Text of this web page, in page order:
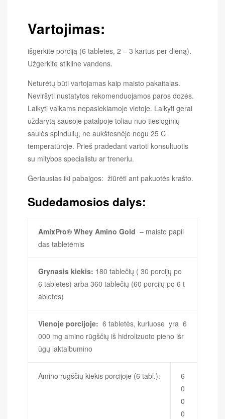
Vartojimas:
išgerkite porciją (6 tabletes, 2 – 3 kartus per dieną).
Užgerkite stikline vandens.
Neturėtų būti vartojamas kaip maisto pakaitalas.
Neviršyti nustatytos rekomenduojamos paros dozės.
Laikyti vaikams nepasiekiamoje vietoje. Laikyti gerai
uždarytą sausoje patalpoje toliau nuo tiesioginių
saulės spindulių, ne aukštesnėje negu 25 C
temperatūroje. Prieš pradedant vartoti konsultuotis
su mitybos specialistu ar treneriu.
Geriausias iki pabaigos: žiūrėti ant pakuotės krašto.
Sudedamosios dalys:
AmixPro® Whey Amino Gold – maisto papil
das tabletėmis
Grynasis kiekis: 180 tablečių ( 30 porcijų po
6 tabletes) arba 360 tablečių (60 porcijų po 6 t
abletes)
Vienoje porcijoje: 6 tabletės, kuriuose yra 6
000 mg amino rūgščių iš hidrolizuoto pieno išr
ūgų laktalbumino
Amino rūgščių kiekis porcijoje (6 tabl.):
6
0
0
0